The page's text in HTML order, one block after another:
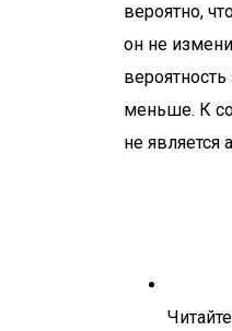
вероятно,
он не
меньше. К
не